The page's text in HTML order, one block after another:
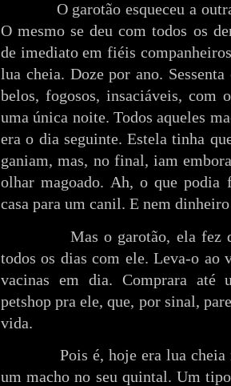
O garotão esqueceu a
O mesmo se deu com todos os
de imediato em fiéis
lua cheia. Doze por ano.
belos, fogosos, insaciáveis, com
uma única noite. Todos aqueles
era o dia seguinte. Estela tinha
ganiam, mas, no final, iam
olhar magoado. Ah, o que podia
casa para um canil. E nem
Mas o garotão, ela fez
todos os dias com ele. Leva-o ao
vacinas em dia. Comprara até
petshop pra ele, que, por sinal,
vida.
Pois é, hoje era lua
um macho no seu quintal. Um